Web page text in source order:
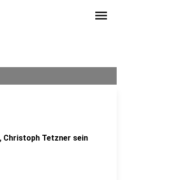
menu
Christoph Tetzner sein